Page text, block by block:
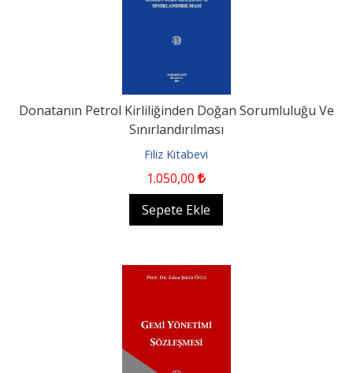
Donatanın Petrol Kirliliğinden Doğan Sorumluluğu Ve
Sınırlandırılması
Filiz Kitabevi
1.050,00
Sepete Ekle